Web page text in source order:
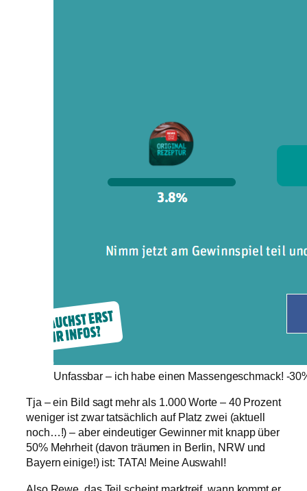
Unfassbar – ich habe einen Massengeschmack! -
Tja – ein Bild sagt mehr als 1.000 Worte – 40 Prozent
weniger ist zwar tatsächlich auf Platz zwei (aktuell
noch…!) – aber eindeutiger Gewinner mit knapp über
50% Mehrheit (davon träumen in Berlin, NRW und
Bayern einige!) ist: TATA! Meine Auswahl!